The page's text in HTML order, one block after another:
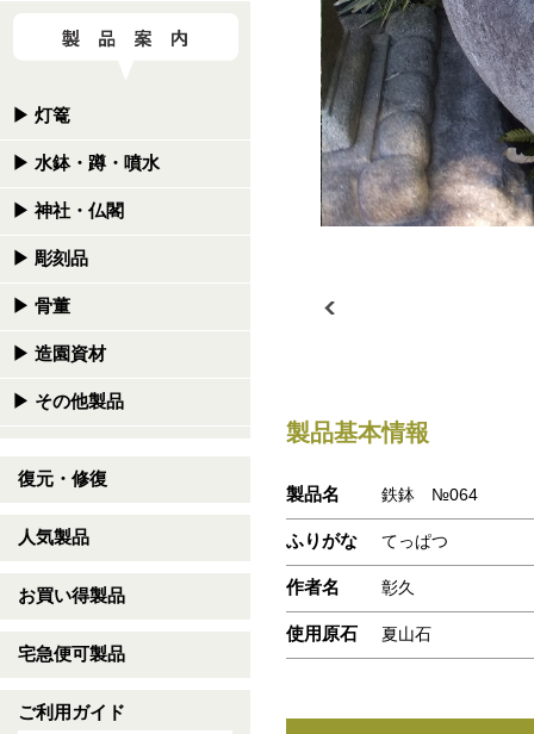
▶ 灯篭
▶ 水鉢・蹲・噴水
▶ 神社・仏閣
▶ 彫刻品
▶ 骨董
▶ 造園資材
▶ その他製品
復元・修復
人気製品
お買い得製品
宅急便可製品
ご利用ガイド
製品基本情報
製品名 鉄鉢 №064
ふりがな てっぱつ
作者名 彰久
使用原石 夏山石